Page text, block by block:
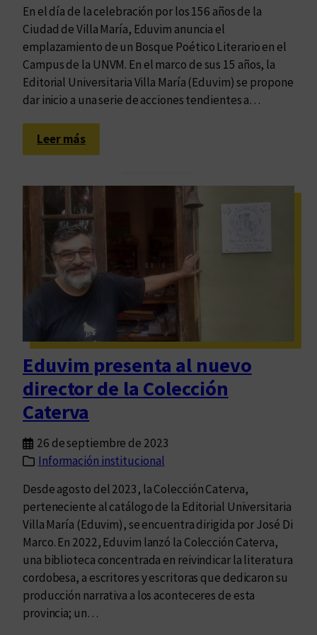
u
c
c
i
ó
n
g
r
u
p
o
d
e
p
c
t
i
c
a
n
e
s
e
c
o
r
e
c
i
ó
n
d
e
E
d
En el día de la celebración por los 156 años de la
Ciudad de Villa María, Eduvim anuncia el
emplazamiento de un Bosque Poético Literario en el
Campus de la UNVM. En el marco de sus 15 años, la
Editorial Universitaria Villa María (Eduvim) se propone
dar inicio a una serie de acciones tendientes a…
Leer más:
E
u
v
i
m
t
e
n
r
á
u
n
o
s
q
e
P
o
é
t
i
c
o
Eduvim presenta al nuevo
director de la Colección
Caterva
26 de septiembre de 2023
Información institucional
Desde agosto del 2023, la Colección Caterva,
perteneciente al catálogo de la Editorial Universitaria
Villa María (Eduvim), se encuentra dirigida por José Di
Marco. En 2022, Eduvim lanzó la Colección Caterva,
una biblioteca concentrada en reivindicar la literatura
cordobesa, a escritores y escritoras que dedicaron su
producción narrativa a los aconteceres de esta
provincia; un…